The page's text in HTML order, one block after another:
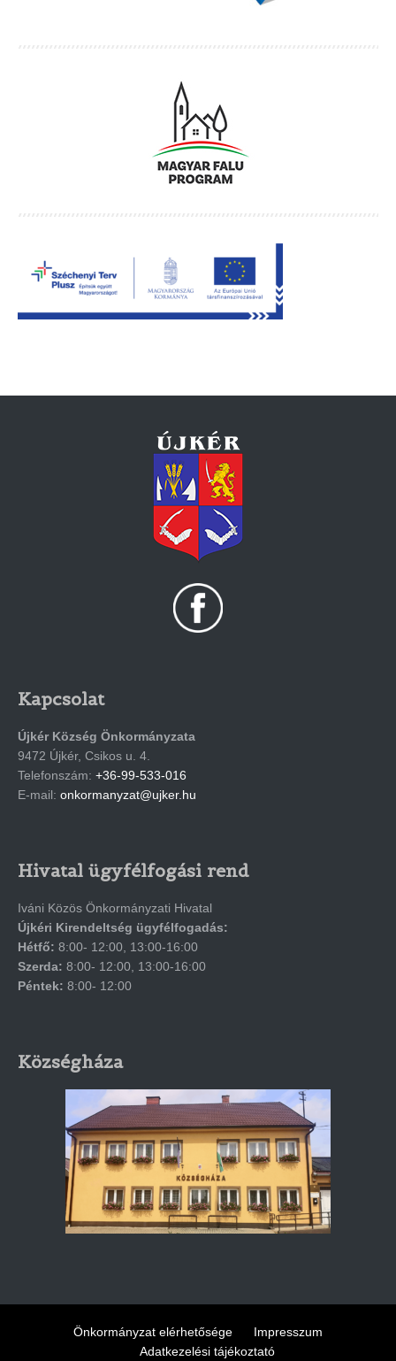
Kapcsolat
Újkér Község Önkormányzata
9472 Újkér, Csikos u. 4.
Telefonszám: +36-99-533-016
E-mail: onkormanyzat@ujker.hu
Hivatal ügyfélfogási rend
Iváni Közös Önkormányzati Hivatal
Újkéri Kirendeltség ügyfélfogadás:
Hétfő: 8:00- 12:00, 13:00-16:00
Szerda: 8:00- 12:00, 13:00-16:00
Péntek: 8:00- 12:00
Községháza
Önkormányzat elérhetősége
Impresszum
Adatkezelési tájékoztató